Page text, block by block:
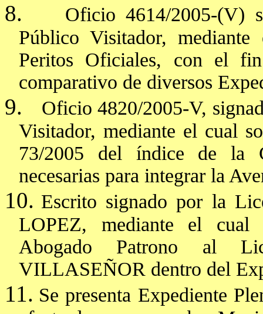
8.
Oficio 4614/2005-(V)
Público Visitador,
Peritos Oficiales, con el
comparativo de diversos
9.
Oficio 4820/2005-V,
Visitador, mediante el cual
73/2005 del índice de la
necesarias para integrar la
10. Escrito signado por la
LOPEZ, mediante el cual
Abogado Patrono al
VILLASEÑOR dentro del
11. Se presenta Expediente